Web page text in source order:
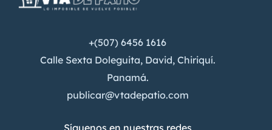
+(507) 6456 1616
Calle Sexta Doleguita, David, Chiriquí.
Panamá.
publicar@vtadepatio.com
Síguenos en nuestras redes